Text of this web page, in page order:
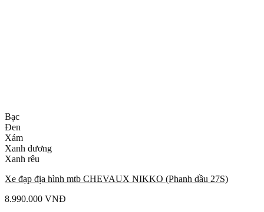
Bạc
Đen
Xám
Xanh dương
Xanh rêu
Xe đạp địa hình mtb CHEVAUX NIKKO (Phanh dầu 27S)
8.990.000 VNĐ